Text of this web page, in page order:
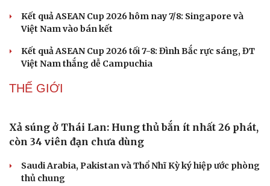
Văn hóa
Sân khấu - Điện ảnh
Âm nhạc
Di sản
Giải trí
Sao Việt
Kết quả ASEAN Cup 2026 hôm nay 7/8: Singapore và
Việt Nam vào bán kết
Kết quả ASEAN Cup 2026 tối 7-8: Đình Bắc rực sáng, ĐT
Việt Nam thắng dễ Campuchia
THẾ GIỚI
Xả súng ở Thái Lan: Hung thủ bắn ít nhất 26 phát,
còn 34 viên đạn chưa dùng
Saudi Arabia, Pakistan và Thổ Nhĩ Kỳ ký hiệp ước phòng
thủ chung